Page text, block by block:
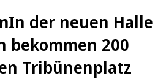
In der neuen Halle
bekommen 200
Tribünenplatz